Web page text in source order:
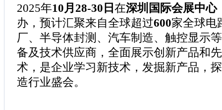
2025年10月28-30日 在深圳国际会展中心
办，预计汇聚来自全球超过600家全球电
厂、半导体封测、汽车制造、触控显示
备及技术供应商，全面展示创新产品和
术，是企业学习新技术，发掘新产品，
造行业盛会。